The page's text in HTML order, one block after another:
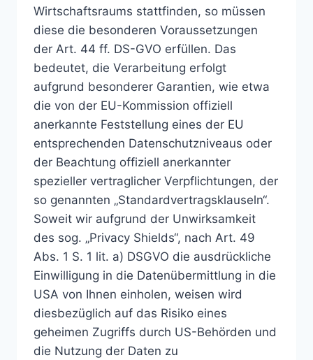
Wirtschaftsraums stattfinden, so müssen
diese die besonderen Voraussetzungen
der Art. 44 ff. DS-GVO erfüllen. Das
bedeutet, die Verarbeitung erfolgt
aufgrund besonderer Garantien, wie etwa
die von der EU-Kommission offiziell
anerkannte Feststellung eines der EU
entsprechenden Datenschutzniveaus oder
der Beachtung offiziell anerkannter
spezieller vertraglicher Verpflichtungen, der
so genannten „Standardvertragsklauseln“.
Soweit wir aufgrund der Unwirksamkeit
des sog. „Privacy Shields“, nach Art. 49
Abs. 1 S. 1 lit. a) DSGVO die ausdrückliche
Einwilligung in die Datenübermittlung in die
USA von Ihnen einholen, weisen wird
diesbezüglich auf das Risiko eines
geheimen Zugriffs durch US-Behörden und
die Nutzung der Daten zu